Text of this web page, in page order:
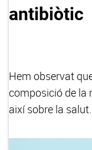
antibiòtic
Hem observat
composició de la
així sobre la salut.